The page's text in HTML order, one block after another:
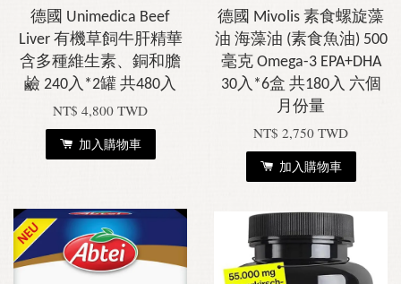
德國 Unimedica Beef
Liver 有機草飼牛肝精華
含多種維生素、銅和膽
鹼 240入*2罐 共480入
NT$ 4,800 TWD
加入購物車
德國 Mivolis 素食螺旋藻
油 海藻油 (素食魚油) 500
毫克 Omega-3 EPA+DHA
30入*6盒 共180入 六個
月份量
NT$ 2,750 TWD
加入購物車